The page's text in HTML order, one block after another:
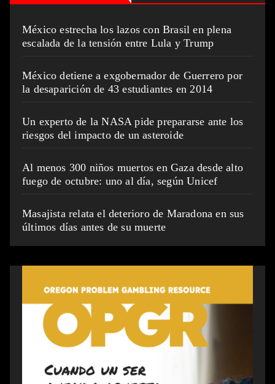
México estrecha los lazos con Brasil en plena
escalada de la tensión entre Lula y Trump
México detiene a exgobernador de Guerrero por
la desaparición de 43 estudiantes en 2014
Un experto de la NASA pide prepararse ante los
riesgos del impacto de un asteroide
Al menos 300 niños muertos en Gaza desde alto
fuego de octubre: uno al día, según Unicef
Masajista relata el deterioro de Maradona en sus
últimos días antes de su muerte